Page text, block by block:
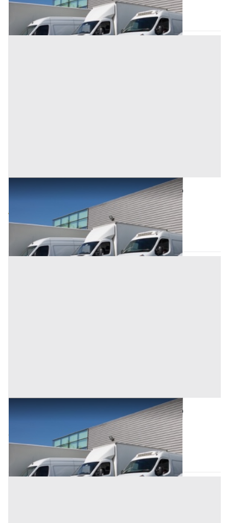
Oristano (Oristano)
Asta chiusa
Automezzi Commerciali all'asta a Oristano
Oristano (Oristano)
4.096 €
Asta chiusa
Automezzi Commerciali all'asta a Oristano
Oristano (Oristano)
3.000 €
Asta chiusa